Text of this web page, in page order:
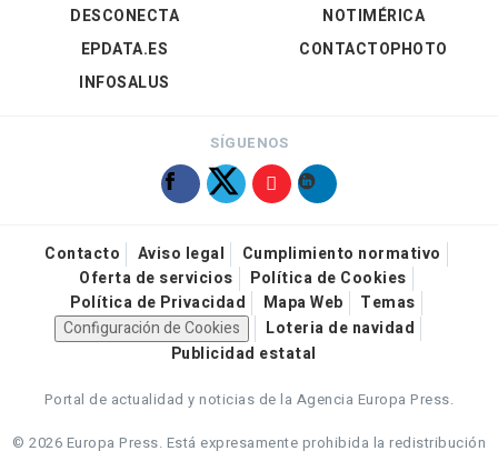
DESCONECTA
EPDATA.ES
INFOSALUS
NOTIMÉRICA
CONTACTOPHOTO
SÍGUENOS
Contacto Aviso legal
Cumplimiento normativo
Oferta de servicios
Política de Cookies
Política de Privacidad
Mapa Web
Temas
Configuración de Cookies
Loteria de navidad
Publicidad estatal
Portal de actualidad y noticias de la Agencia Europa Press.
© 2026 Europa Press. Está expresamente prohibida la redistribución